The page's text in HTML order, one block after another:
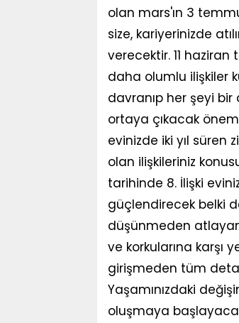
olan mars'ın 3
size, kariyerinizde
verecektir. 11
daha olumlu ilişkiler
davranıp her şeyi bir
ortaya çıkacak
evinizde iki yıl süren
olan ilişkileriniz
tarihinde 8. İlişki
güçlendirecek belki
düşünmeden
ve korkularına karşı
girişmeden tüm
Yaşamınızdaki
oluşmaya başlayacak